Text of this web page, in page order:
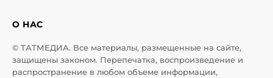
О НАС
© ТАТМЕДИА. Все материалы, размещенные на сайте,
защищены законом. Перепечатка, воспроизведение и
распространение в любом объеме информации,